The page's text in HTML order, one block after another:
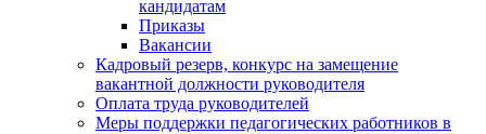
кандидатам
Приказы
Вакансии
Кадровый резерв, конкурс на замещение
вакантной должности руководителя
Оплата труда руководителей
Меры поддержки педагогических работников в